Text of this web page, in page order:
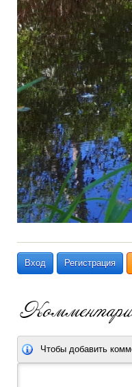
Вход Регистрация
Чтобы добавить